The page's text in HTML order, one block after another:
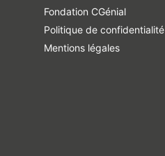
Fondation CGénial
Politique de confidentialité
Mentions légales